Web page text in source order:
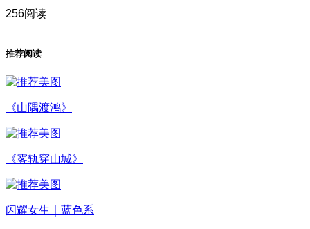
256阅读
推荐阅读
《山隅渡鸿》
《雾轨穿山城》
闪耀女生｜蓝色系